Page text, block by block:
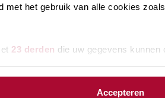
met het gebruik van alle cookies
23 derden die uw gegevens kunnen
Accepteren